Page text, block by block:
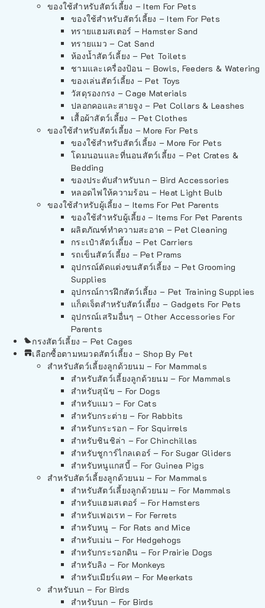
ของใช้สำหรับสัตว์เลี้ยง – Item For Pets
ของใช้สำหรับสัตว์เลี้ยง – Item For Pets
ทรายแฮมสเตอร์ – Hamster Sand
ทรายแมว – Cat Sand
ห้องน้ำสัตว์เลี้ยง – Pet Toilets
ชามและเครื่องป้อน – Bowls, Feeders & Watering
ของเล่นสัตว์เลี้ยง – Pet Toys
วัสดุรองกรง – Cage Materials
ปลอกคอและสายจูง – Pet Collars & Leashes
เสื้อผ้าสัตว์เลี้ยง – Pet Clothes
ของใช้สำหรับสัตว์เลี้ยง – More For Pets
ของใช้สำหรับสัตว์เลี้ยง – More For Pets
โดมนอนและที่นอนสัตว์เลี้ยง – Pet Crates &
Bedding
ของประดับสำหรับนก – Bird Accessories
หลอดไฟให้ความร้อน – Heat Light Bulb
ของใช้สำหรับผู้เลี้ยง – Items For Pet Parents
ของใช้สำหรับผู้เลี้ยง – Items For Pet Parents
ผลิตภัณฑ์ทำความสะอาด – Pet Cleaning
กระเป๋าสัตว์เลี้ยง – Pet Carriers
รถเข็นสัตว์เลี้ยง – Pet Prams
อุปกรณ์ตัดแต่งขนสัตว์เลี้ยง – Pet Grooming
Supplies
อุปกรณ์การฝึกสัตว์เลี้ยง – Pet Training Supplies
แก็ดเจ็ตสำหรับสัตว์เลี้ยง – Gadgets For Pets
อุปกรณ์เสริมอื่นๆ – Other Accessories For
Parents
กรงสัตว์เลี้ยง – Pet Cages
เลือกซื้อตามหมวดสัตว์เลี้ยง – Shop By Pet
สำหรับสัตว์เลี้ยงลูกด้วยนม – For Mammals
สำหรับสัตว์เลี้ยงลูกด้วยนม – For Mammals
สำหรับสุนัข – For Dogs
สำหรับแมว – For Cats
สำหรับกระต่าย – For Rabbits
สำหรับกระรอก – For Squirrels
สำหรับชินชิล่า – For Chinchillas
สำหรับชูการ์ไกลเดอร์ – For Sugar Gliders
สำหรับหนูแกสบี้ – For Guinea Pigs
สำหรับสัตว์เลี้ยงลูกด้วยนม – For Mammals
สำหรับสัตว์เลี้ยงลูกด้วยนม – For Mammals
สำหรับแฮมสเตอร์ – For Hamsters
สำหรับเฟอเรท – For Ferrets
สำหรับหนู – For Rats and Mice
สำหรับเม่น – For Hedgehogs
สำหรับกระรอกดิน – For Prairie Dogs
สำหรับลิง – For Monkeys
สำหรับเมียร์แคท – For Meerkats
สำหรับนก – For Birds
สำหรับนก – For Birds